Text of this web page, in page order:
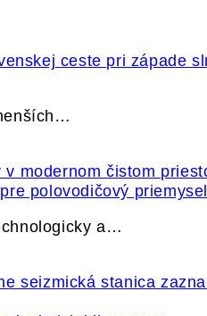
polovodičový
a…